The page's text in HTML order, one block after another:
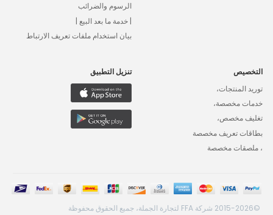
الرسوم والضرائب
| خدمة ما بعد البيع |
بيان استخدام ملفات تعريف الارتباط
التخصيص
توريد المنتجات،
خدمات مخصصة،
تغليف مخصص،
بطاقات تعريف مخصصة
، ملصقات مخصصة
تنزيل التطبيق
©2015-2026 شركة FFA لتجارة الجملة، جميع الحقوق محفوظة